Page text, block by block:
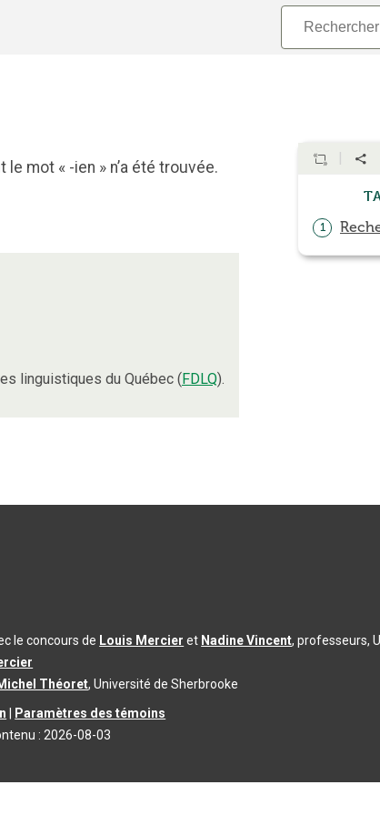
mot « -ien » n’a été trouvée.
linguistiques du Québec (FDLQ).
1
le concours de Louis Mercier et Nadine Vincent, professeurs,
Théoret, Université de Sherbrooke
Paramètres des témoins
: 2026-08-03